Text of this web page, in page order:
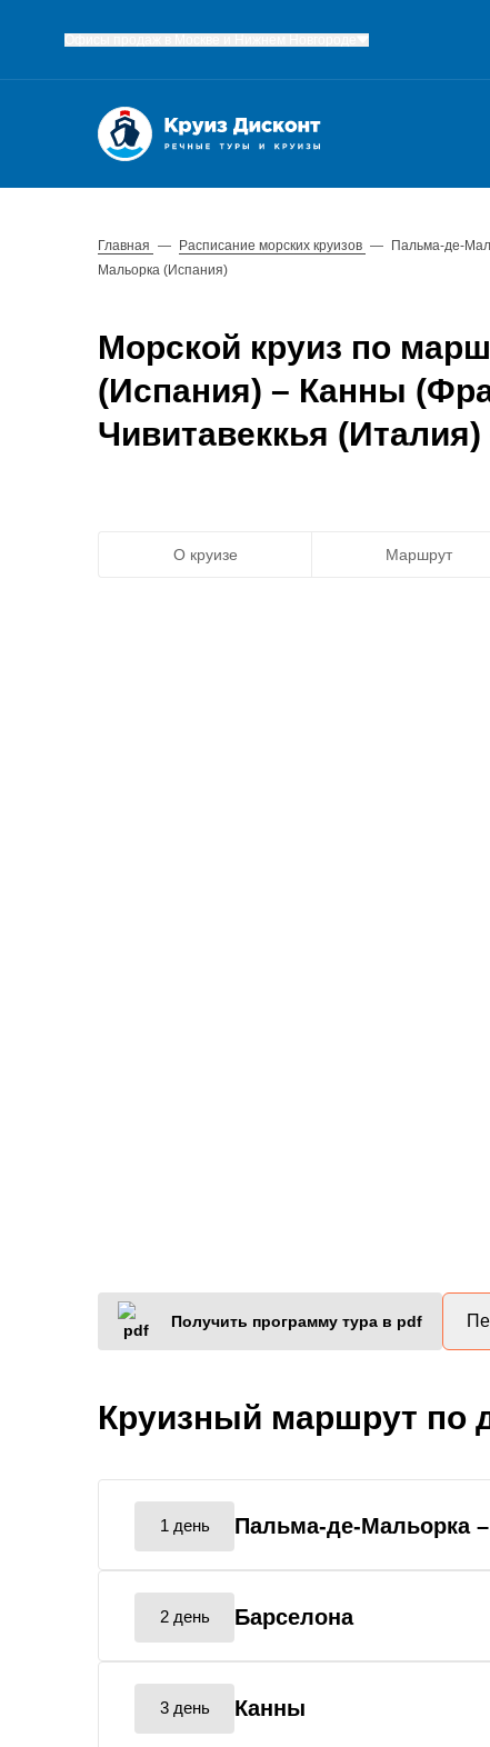
Главная — Расписание морских круизов —
Пальма-де-
Мальорка (Испания)
Морской круиз по
(Испания) – Канны
Чивитавеккья
О круизе Маршрут
Получить программу тура в pdf
Круизный маршрут по
1 день Пальма-де-Мальорка
2 день Барселона
3 день Канны